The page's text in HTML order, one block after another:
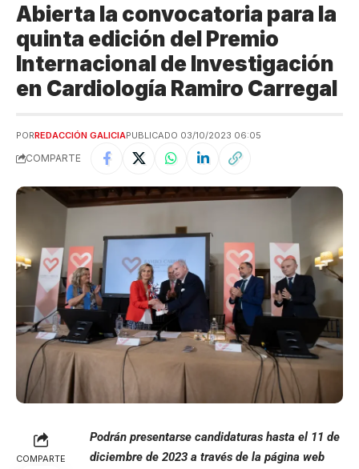
Abierta la convocatoria para la
quinta edición del Premio
Internacional de Investigación
en Cardiología Ramiro Carregal
PORREDACCIÓN GALICIAPUBLICADO 03/10/2023 06:05
COMPARTE
COMPARTE
Podrán presentarse candidaturas hasta el 11 de
diciembre de 2023 a través de la página web